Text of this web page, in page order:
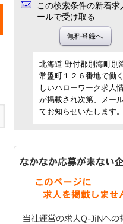
この検索条件の新着求
ールで受け取る
北海道 野付郡別海町別
常盤町１２６番地で働
しいハローワーク求人
が掲載され次第、メー
てお知らせいたします。